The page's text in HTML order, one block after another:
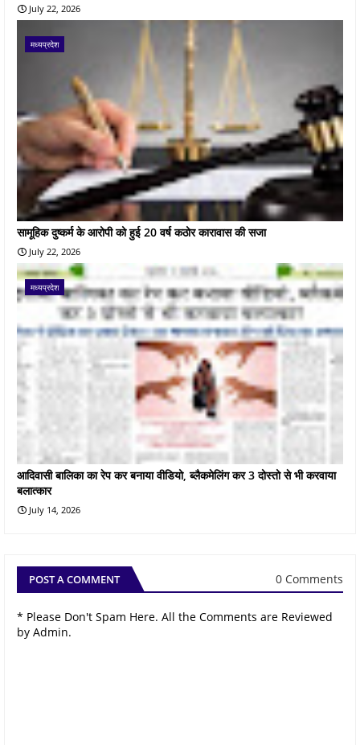
July 22, 2026
मध्यप्रदेश
सामूहिक दुष्कर्म के आरोपी को हुई 20 वर्ष कठोर कारावास की सजा
July 22, 2026
मध्यप्रदेश
आदिवासी बालिका का रेप कर बनाया वीडियो, ब्लैकमेलिंग कर 3 दोस्तो से भी करवाया
बलात्कार
July 14, 2026
POST A COMMENT 0 Comments
* Please Don't Spam Here. All the Comments are Reviewed
by Admin.